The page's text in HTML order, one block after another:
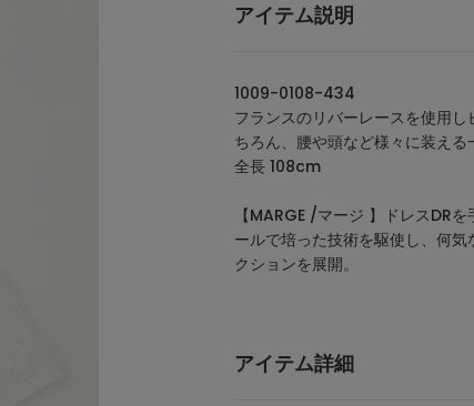
アイテム説明
1009-0108-434
フランスのリバーレースを使用
ちろん、腰や頭など様々に装える
全長 108cm
【MARGE /マージ 】ドレスDR
ールで培った技術を駆使し、何
クションを展開。
アイテム詳細